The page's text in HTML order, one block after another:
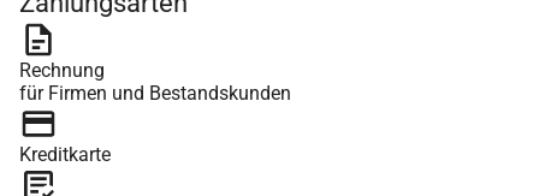
Rechnung
für Firmen und Bestandskunden
Kreditkarte